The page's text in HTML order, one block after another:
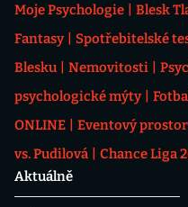
Moje Psychologie Blesk
Fantasy
Spotřebitelské
Blesku
Nemovitosti
psychologické mýty
ONLINE
Eventový prostor
vs. Pudilová
Chance Liga
Aktuálně